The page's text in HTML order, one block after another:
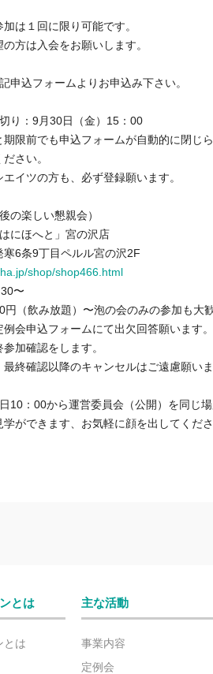
は１回に限り可能です。
方は入会をお願いします。
申込フォームよりお申込み下さい。
り：9月30日（金）15：00
限前でも申込フォームが自動的に閉じら
さい。
イツの方も、必ず登録願います。
の楽しい懇親会）
ほへと」宮の沢店
6条9丁目ペルル宮の沢2F
shop/shop466.html
〜
飲み放題）〜泡の会のみの参加も大
会申込フォームにて出欠回答願います。
加確認をします。
終確認以降のキャンセルはご遠慮願いま
：00から運営委員会（公開）を同じ場
学ができます、お気軽に顔を出してくださ
とは
とは
主な活動
事業内容
定例会